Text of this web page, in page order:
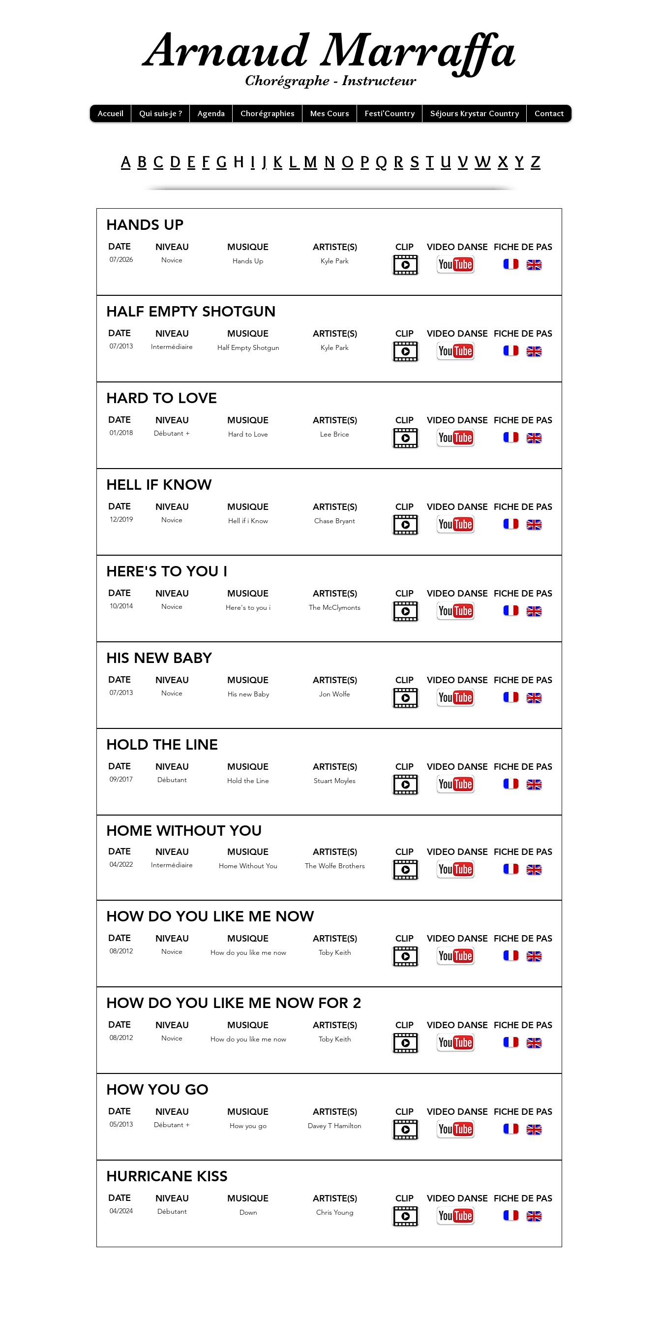
Arnaud Marraffa
Chorégraphe - Instructeur
A B C D E F G H I J K L M N O P Q R S T U V W X Y Z
HANDS UP
DATE
07/2026
NIVEAU MUSIQUE ARTISTE(S)
Novice Hands Up Kyle Park
CLIP VIDEO DANSE FICHE DE PAS
HALF EMPTY SHOTGUN
DATE
07/2013
NIVEAU MUSIQUE ARTISTE(S)
Intermédiaire Half Empty Shotgun Kyle Park
CLIP VIDEO DANSE FICHE DE PAS
HARD TO LOVE
DATE
01/2018
NIVEAU MUSIQUE ARTISTE(S)
Débutant + Hard to Love Lee Brice
CLIP VIDEO DANSE FICHE DE PAS
HELL IF KNOW
DATE
12/2019
NIVEAU MUSIQUE ARTISTE(S)
Novice Hell if i Know Chase Bryant
CLIP VIDEO DANSE FICHE DE PAS
HERE'S TO YOU I
DATE
10/2014
NIVEAU MUSIQUE ARTISTE(S)
Novice Here's to you i The McClymonts
CLIP VIDEO DANSE FICHE DE PAS
HIS NEW BABY
DATE
07/2013
NIVEAU MUSIQUE ARTISTE(S)
Novice His new Baby Jon Wolfe
CLIP VIDEO DANSE FICHE DE PAS
HOLD THE LINE
DATE
09/2017
NIVEAU MUSIQUE ARTISTE(S)
Débutant Hold the Line Stuart Moyles
CLIP VIDEO DANSE FICHE DE PAS
HOME WITHOUT YOU
DATE
04/2022
NIVEAU MUSIQUE ARTISTE(S)
Intermédiaire Home Without You The Wolfe Brothers
CLIP VIDEO DANSE FICHE DE PAS
HOW DO YOU LIKE ME NOW
DATE
08/2012
NIVEAU MUSIQUE ARTISTE(S)
Novice How do you like me now Toby Keith
CLIP VIDEO DANSE FICHE DE PAS
HOW DO YOU LIKE ME NOW FOR 2
DATE
08/2012
NIVEAU MUSIQUE ARTISTE(S)
Novice How do you like me now Toby Keith
CLIP VIDEO DANSE FICHE DE PAS
HOW YOU GO
DATE
05/2013
NIVEAU MUSIQUE ARTISTE(S)
Débutant + How you go Davey T Hamilton
CLIP VIDEO DANSE FICHE DE PAS
HURRICANE KISS
DATE
04/2024
NIVEAU MUSIQUE ARTISTE(S)
Débutant Down Chris Young
CLIP VIDEO DANSE FICHE DE PAS
Accueil Qui suis-je ? Agenda Chorégraphies Mes Cours Festi'Country Séjours Krystar Country Contact